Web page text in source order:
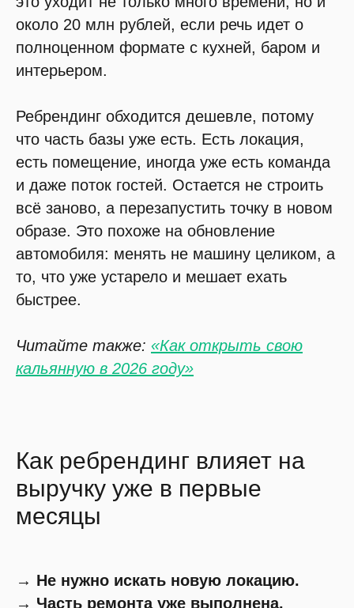
около 20 млн рублей, если речь идет о
полноценном формате с кухней, баром и
интерьером.
Ребрендинг обходится дешевле, потому
что часть базы уже есть. Есть локация,
есть помещение, иногда уже есть команда
и даже поток гостей. Остается не строить
всё заново, а перезапустить точку в новом
образе. Это похоже на обновление
автомобиля: менять не машину целиком, а
то, что уже устарело и мешает ехать
быстрее.
Читайте также: «Как открыть свою
кальянную в 2026 году»
Как ребрендинг влияет на
выручку уже в первые
месяцы
→ Не нужно искать новую локацию.
→ Часть ремонта уже выполнена.